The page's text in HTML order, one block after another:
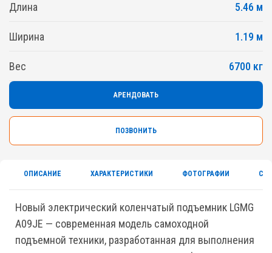
Длина 5.46 м
Ширина 1.19 м
Вес 6700 кг
АРЕНДОВАТЬ
ПОЗВОНИТЬ
ОПИСАНИЕ ХАРАКТЕРИСТИКИ ФОТОГРАФИИ
Новый электрический коленчатый подъемник LGMG
A09JE — современная модель самоходной
подъемной техники, разработанная для выполнения